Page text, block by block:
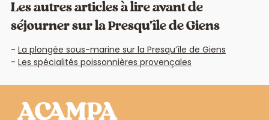
Les autres articles à lire avant de
séjourner sur la Presqu’île de Giens
La plongée sous-marine sur la Presqu’île de Giens
Les spécialités poissonnières provençales